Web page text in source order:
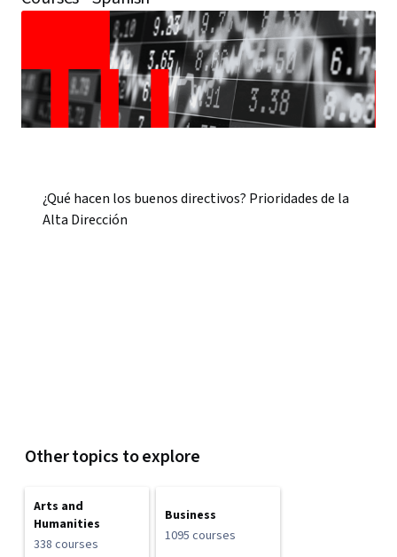
¿Qué hacen los buenos directivos? Prioridades de la
Alta Dirección
Other topics to explore
Arts and
Humanities
338 courses
Business
1095 courses